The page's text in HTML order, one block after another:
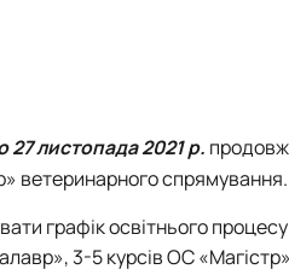
27 листопада 2021 р.
ветеринарного спрямування.
графік освітнього
3-5 курсів ОС